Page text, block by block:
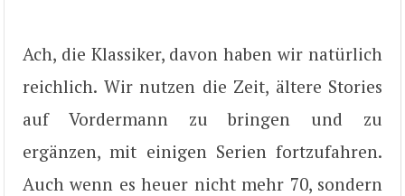
Ach, die Klassiker, davon haben wir natürlich
reichlich. Wir nutzen die Zeit, ältere Stories
auf Vordermann zu bringen und zu
ergänzen, mit einigen Serien fortzufahren.
Auch wenn es heuer nicht mehr 70, sondern